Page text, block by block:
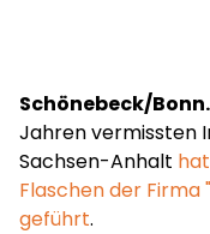
Schönebeck/Bonn.
Jahren vermissten
Sachsen-Anhalt
Flaschen der Firma
geführt.